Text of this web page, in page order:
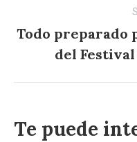
Todo preparado
del Festival
Te puede